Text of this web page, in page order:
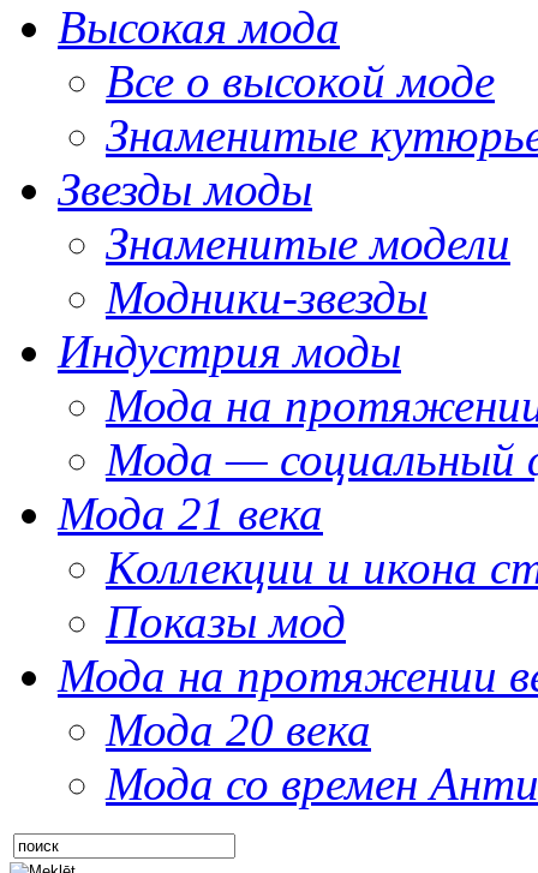
Высокая мода
Все о высокой моде
Знаменитые
Звезды моды
Знаменитые модели
Модники-звезды
Индустрия моды
Мода на
Мода — социальный
Мода 21 века
Коллекции и икона
Показы мод
Мода на протяжении
Мода 20 века
Мода со времен